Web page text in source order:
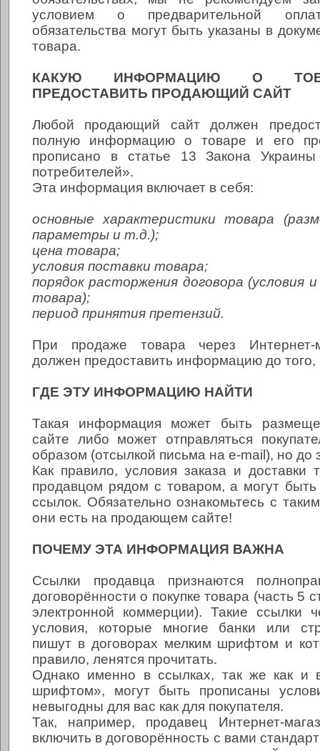
условием о предварительной
обязательства могут быть указаны в
товара.
КАКУЮ ИНФОРМАЦИЮ О
ПРЕДОСТАВИТЬ ПРОДАЮЩИЙ САЙТ
Любой продающий сайт должен
полную информацию о товаре и его
прописано в статье 13 Закона
потребителей».
Эта информация включает в себя:
основные характеристики товара
параметры и т.д.);
цена товара;
условия поставки товара;
порядок расторжения договора (условия
товара);
период принятия претензий.
При продаже товара через Интернет-
должен предоставить информацию до того,
ГДЕ ЭТУ ИНФОРМАЦИЮ НАЙТИ
Такая информация может быть
сайте либо может отправляться
образом (отсылкой письма на e-mail), но до
Как правило, условия заказа и доставки
продавцом рядом с товаром, а могут
ссылок. Обязательно ознакомьтесь с
они есть на продающем сайте!
ПОЧЕМУ ЭТА ИНФОРМАЦИЯ ВАЖНА
Ссылки продавца признаются
договорённости о покупке товара (часть 5
электронной коммерции). Такие ссылки
условия, которые многие банки или
пишут в договорах мелким шрифтом и
правило, ленятся прочитать.
Однако именно в ссылках, так же как и
шрифтом», могут быть прописаны
невыгодны для вас как для покупателя.
Так, например, продавец Интернет-
включить в договорённость с вами